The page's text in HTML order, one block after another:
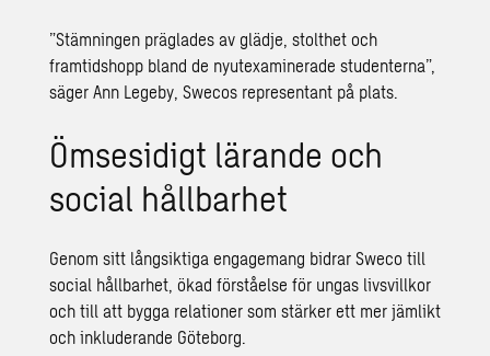
”Stämningen präglades av glädje, stolthet och
framtidshopp bland de nyutexaminerade studenterna”,
säger Ann Legeby, Swecos representant på plats.
Ömsesidigt lärande och
social hållbarhet
Genom sitt långsiktiga engagemang bidrar Sweco till
social hållbarhet, ökad förståelse för ungas livsvillkor
och till att bygga relationer som stärker ett mer jämlikt
och inkluderande Göteborg.